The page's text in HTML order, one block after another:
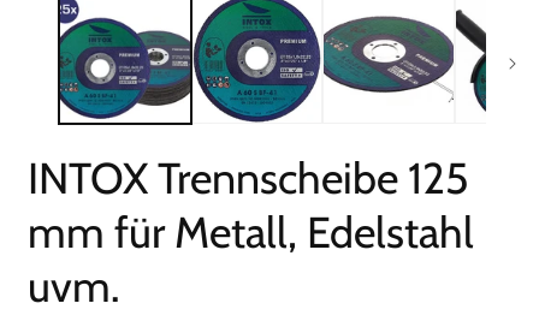
öffnen
INTOX Trennscheibe 125
mm für Metall, Edelstahl
uvm.